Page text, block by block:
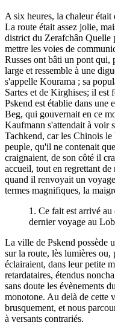
A six heures, la chaleur
La route était assez jolie,
district du Zerafchân Quelle
mettre les voies de
Russes ont bâti un pont qui,
large et ressemble à une
s'appelle Kourama ; sa
Sartes et de Kirghises; il
Pskend est établie dans une
Beg, qui gouvernait en ce
Kaufmann s'attendait à voir
Tachkend, car les Chinois le
peuple, qu'il ne contenait
craignaient, de son côté il
accueil, tout en regrettant
quand il renvoyait un
termes magnifiques, la
1. Ce fait est arrivé
dernier voyage au
La ville de Pskend possède
sur la route, lès lumières ou,
éclairaient, dans leur petite
retardataires, étendus
sans doute les évènements
monotone. Au delà de cette
brusquement, et nous
à versants contrariés.